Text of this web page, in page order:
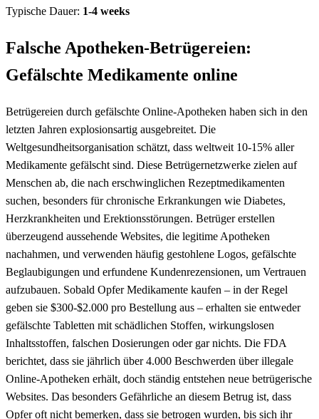
Typische Dauer: 1-4 weeks
Falsche Apotheken-Betrügereien:
Gefälschte Medikamente online
Betrügereien durch gefälschte Online-Apotheken haben sich in den
letzten Jahren explosionsartig ausgebreitet. Die
Weltgesundheitsorganisation schätzt, dass weltweit 10-15% aller
Medikamente gefälscht sind. Diese Betrügernetzwerke zielen auf
Menschen ab, die nach erschwinglichen Rezeptmedikamenten
suchen, besonders für chronische Erkrankungen wie Diabetes,
Herzkrankheiten und Erektionsstörungen. Betrüger erstellen
überzeugend aussehende Websites, die legitime Apotheken
nachahmen, und verwenden häufig gestohlene Logos, gefälschte
Beglaubigungen und erfundene Kundenrezensionen, um Vertrauen
aufzubauen. Sobald Opfer Medikamente kaufen – in der Regel
geben sie $300-$2.000 pro Bestellung aus – erhalten sie entweder
gefälschte Tabletten mit schädlichen Stoffen, wirkungslosen
Inhaltsstoffen, falschen Dosierungen oder gar nichts. Die FDA
berichtet, dass sie jährlich über 4.000 Beschwerden über illegale
Online-Apotheken erhält, doch ständig entstehen neue betrügerische
Websites. Das besonders Gefährliche an diesem Betrug ist, dass
Opfer oft nicht bemerken, dass sie betrogen wurden, bis sich ihr